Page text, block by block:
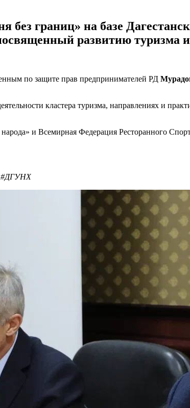
без границ» на базе
развитию туризма
по защите прав предпринимателей РД
кластера туризма, направлениях и
и Всемирная Федерация Ресторанного
#ДГУНХ